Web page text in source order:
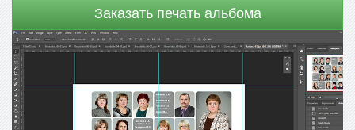
Заказать печать альбома